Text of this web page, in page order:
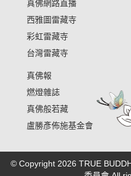
真佛網路直播
西雅圖雷藏寺
彩虹雷藏寺
台灣雷藏寺
真佛報
燃燈雜誌
真佛般若藏
盧勝彥佈施基金會
© Copyright 2026 TRUE